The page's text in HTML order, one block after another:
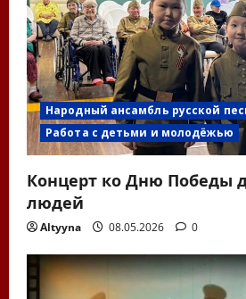
я
п
о
з
а
п
и
Народный ансамбль русской
Работа с детьми и молодёжью
Концерт ко Дню Победы
людей
Altyyna 08.05.2026 0